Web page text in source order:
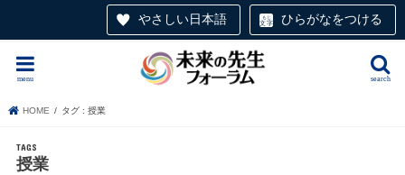
やさしい日本語 ひらがなをつける
search
menu
HOME タグ : 授業
授業